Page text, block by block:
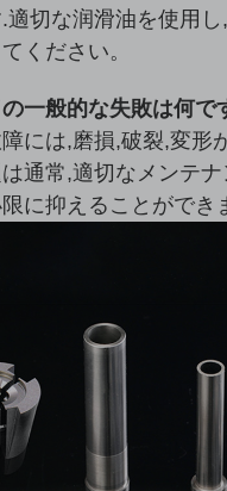
適切な润滑油を使用
ください。
一般的な失敗は何で
には,磨損,破裂,変形
通常,適切なメンテ
に抑えることができ